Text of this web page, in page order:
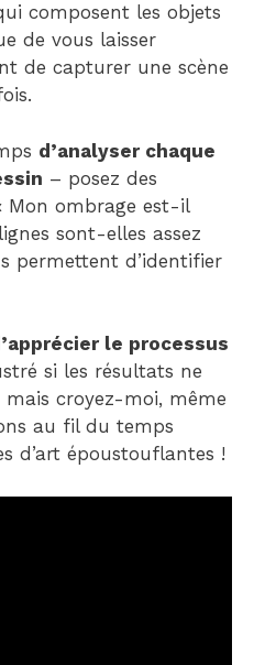
composent les objets
de vous laisser
de capturer une scène
d’analyser chaque
– posez des
Mon ombrage est-il
sont-elles assez
permettent d’identifier
le processus
si les résultats ne
croyez-moi, même
au fil du temps
d’art époustouflantes !